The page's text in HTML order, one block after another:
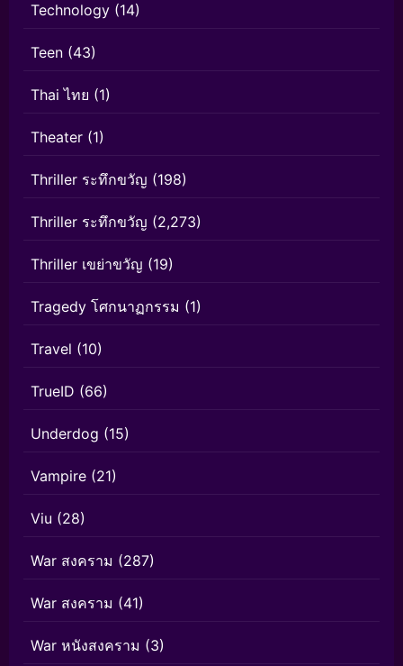
Technology (14)
Teen (43)
Thai ไทย (1)
Theater (1)
Thriller ระทึกขวัญ (198)
Thriller ระทึกขวัญ (2,273)
Thriller เขย่าขวัญ (19)
Tragedy โศกนาฏกรรม (1)
Travel (10)
TrueID (66)
Underdog (15)
Vampire (21)
Viu (28)
War สงคราม (287)
War สงคราม (41)
War หนังสงคราม (3)